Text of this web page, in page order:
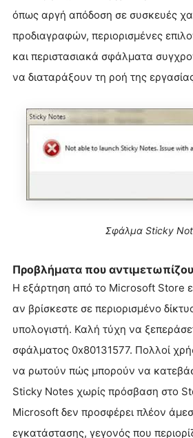
όπως αργή απόδοση σε συσκευές
προδιαγραφών, περιορισμένες
και περιστασιακά σφάλματα
να διαταράξουν τη ροή της
Σφάλμα Sticky
Προβλήματα που
Η εξάρτηση από το Microsoft Store
αν βρίσκεστε σε περιορισμένο
υπολογιστή. Καλή τύχη να
σφάλματος 0x80131577. Πολλοί
να ρωτούν πώς μπορούν να
Sticky Notes χωρίς πρόσβαση στο
Microsoft δεν προσφέρει πλέον
εγκατάστασης, γεγονός που